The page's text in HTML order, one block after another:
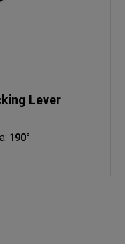
Lever
190°